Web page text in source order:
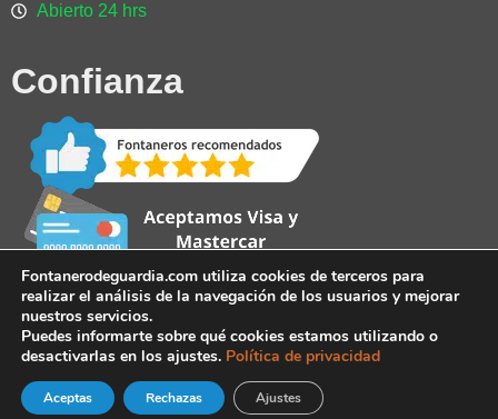
Abierto 24 hrs
Confianza
Privacidad Aviso Legal Cookies
Fontanerodeguardia.com utiliza cookies de terceros para
realizar el análisis de la navegación de los usuarios y mejorar
nuestros servicios.
Puedes informarte sobre qué cookies estamos utilizando o
desactivarlas en los ajustes. Política de privacidad
Aceptas Rechazas Ajustes
Teléfono 24 horas